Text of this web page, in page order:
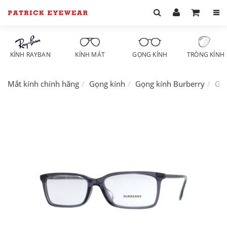
KÍNH RAYBAN KÍNH MÁT GỌNG KÍNH TRÒNG KÍNH
Mắt kính chính hãng Gọng kính Gọng kính Burberry